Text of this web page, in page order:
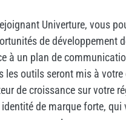
Univerture, vous
de développement
à un plan de
les outils seront mis à
de croissance sur votre
identité de marque forte,